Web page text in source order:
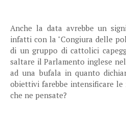
Anche la data avrebbe un
infatti con la "Congiura delle
di un gruppo di cattolici
saltare il Parlamento inglese
ad una bufala in quanto
obiettivi farebbe intensificare le
che ne pensate?